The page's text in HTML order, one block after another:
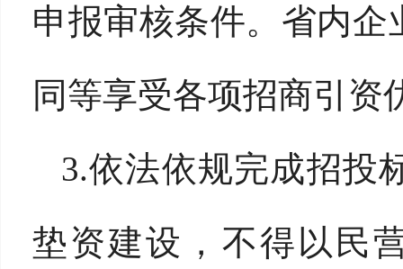
申报审核条件。省内
同等享受各项招商引资
3.依法依规完成招投
垫资建设，不得以民